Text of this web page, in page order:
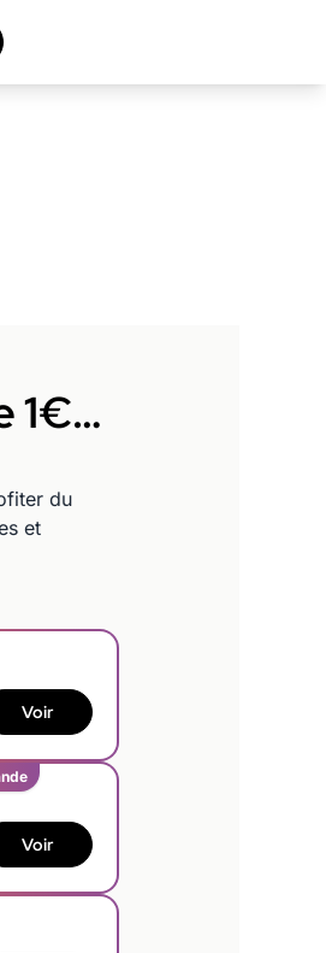
1€…
du
et
Voir
Voir